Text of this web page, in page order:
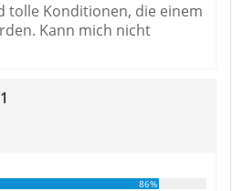
tolle Konditionen, die einem
Kann mich nicht
86%